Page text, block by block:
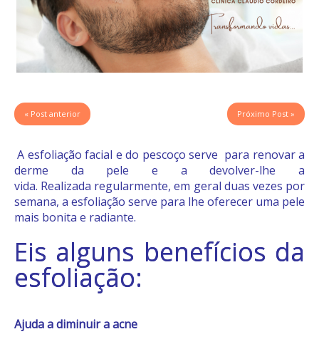
« Post anterior Próximo Post »
A esfoliação facial e do pescoço serve para renovar a
derme da pele e a devolver-lhe a
vida. Realizada regularmente, em geral duas vezes por
semana, a esfoliação serve para lhe oferecer uma pele
mais bonita e radiante.
Eis alguns benefícios da
esfoliação:
Ajuda a diminuir a acne